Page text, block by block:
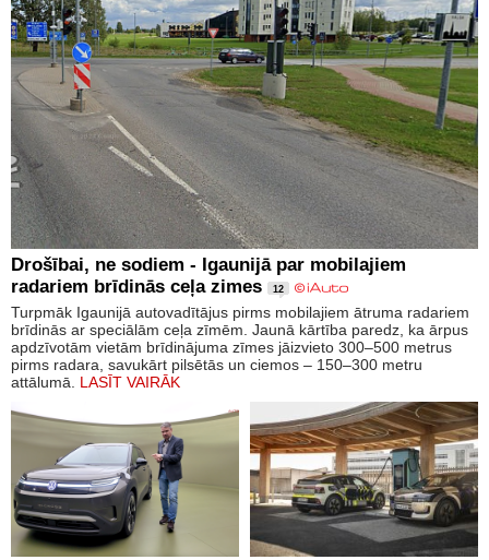
Drošībai, ne sodiem - Igaunijā par mobilajiem
radariem brīdinās ceļa zimes
12
Turpmāk Igaunijā autovadītājus pirms mobilajiem ātruma radariem
brīdinās ar speciālām ceļa zīmēm. Jaunā kārtība paredz, ka ārpus
apdzīvotām vietām brīdinājuma zīmes jāizvieto 300–500 metrus
pirms radara, savukārt pilsētās un ciemos – 150–300 metru
attālumā. LASĪT VAIRĀK